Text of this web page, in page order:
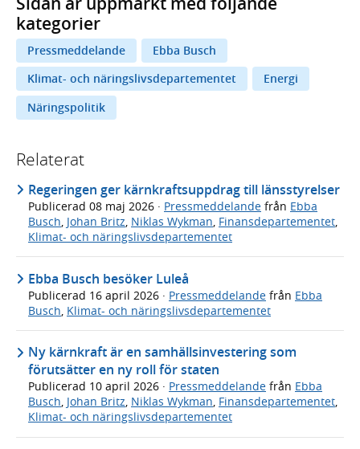
kategorier
Pressmeddelande
Ebba Busch
Klimat- och näringslivsdepartementet
Energi
Näringspolitik
Relaterat
Regeringen ger kärnkraftsuppdrag till länsstyrelser
Publicerad 08 maj 2026 · Pressmeddelande från Ebba
Busch, Johan Britz, Niklas Wykman, Finansdepartementet,
Klimat- och näringslivsdepartementet
Ebba Busch besöker Luleå
Publicerad 16 april 2026 · Pressmeddelande från Ebba
Busch Klimat- och näringslivsdepartementet
Ny kärnkraft är en samhällsinvestering som
förutsätter en ny roll för staten
Publicerad 10 april 2026 · Pressmeddelande från Ebba
Busch, Johan Britz, Niklas Wykman, Finansdepartementet,
Klimat- och näringslivsdepartementet